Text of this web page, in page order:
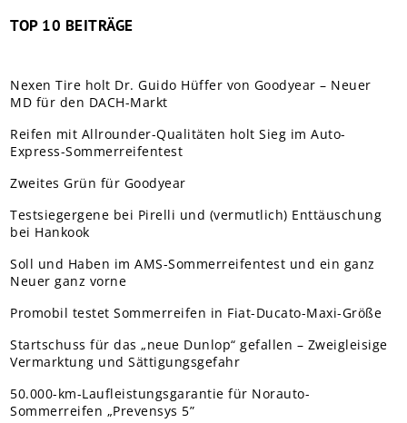
TOP 10 BEITRÄGE
Nexen Tire holt Dr. Guido Hüffer von Goodyear – Neuer
MD für den DACH-Markt
Reifen mit Allrounder-Qualitäten holt Sieg im Auto-
Express-Sommerreifentest
Zweites Grün für Goodyear
Testsiegergene bei Pirelli und (vermutlich) Enttäuschung
bei Hankook
Soll und Haben im AMS-Sommerreifentest und ein ganz
Neuer ganz vorne
Promobil testet Sommerreifen in Fiat-Ducato-Maxi-Größe
Startschuss für das „neue Dunlop“ gefallen – Zweigleisige
Vermarktung und Sättigungsgefahr
50.000-km-Laufleistungsgarantie für Norauto-
Sommerreifen „Prevensys 5”